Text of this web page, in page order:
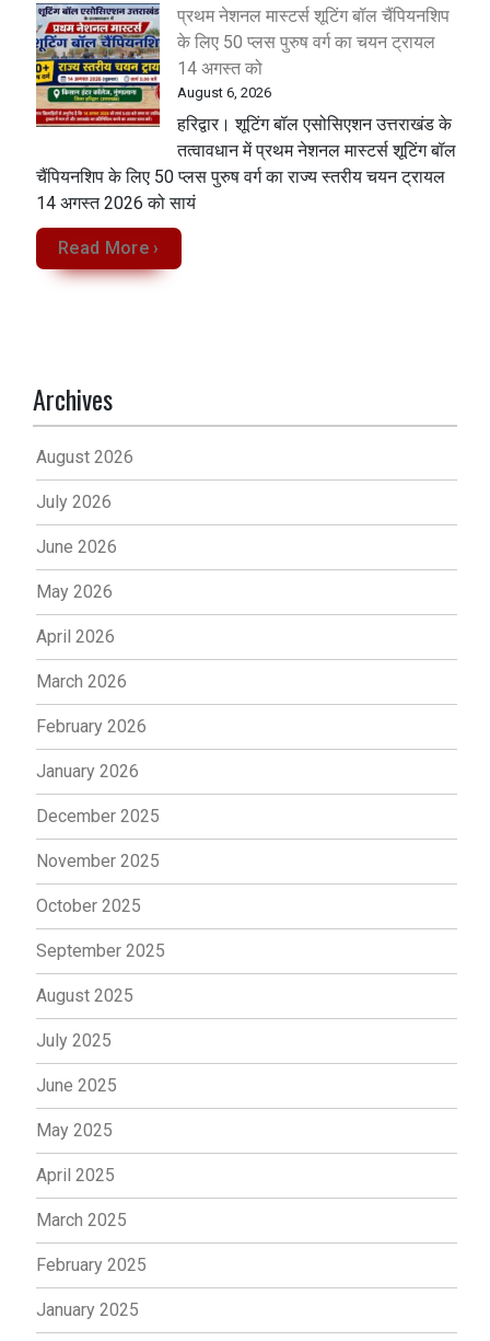
प्रथम नेशनल मास्टर्स शूटिंग बॉल चैंपियनशिप
के लिए 50 प्लस पुरुष वर्ग का चयन ट्रायल
14 अगस्त को
August 6, 2026
हरिद्वार। शूटिंग बॉल एसोसिएशन उत्तराखंड के
तत्वावधान में प्रथम नेशनल मास्टर्स शूटिंग बॉल
चैंपियनशिप के लिए 50 प्लस पुरुष वर्ग का राज्य स्तरीय चयन ट्रायल
14 अगस्त 2026 को सायं
Read More ›
Archives
August 2026
July 2026
June 2026
May 2026
April 2026
March 2026
February 2026
January 2026
December 2025
November 2025
October 2025
September 2025
August 2025
July 2025
June 2025
May 2025
April 2025
March 2025
February 2025
January 2025